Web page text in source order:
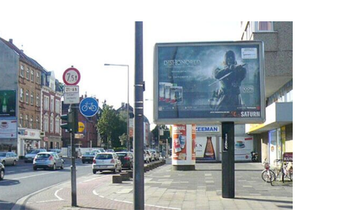
Dishonored Kampagne
für Cowana GmbH
Bethesda
Werbekampagne Konzeptarbeit Design
Programmierung Gaming Kooperationen